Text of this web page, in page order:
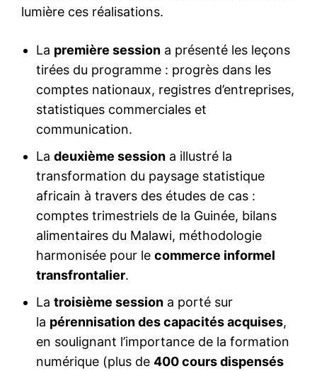
lumière ces réalisations.
La première session a présenté les leçons
tirées du programme : progrès dans les
comptes nationaux, registres d’entreprises,
statistiques commerciales et
communication.
La deuxième session a illustré la
transformation du paysage statistique
africain à travers des études de cas :
comptes trimestriels de la Guinée, bilans
alimentaires du Malawi, méthodologie
harmonisée pour le commerce informel
transfrontalier.
La troisième session a porté sur
la pérennisation des capacités acquises,
en soulignant l’importance de la formation
numérique (plus de 400 cours dispensés